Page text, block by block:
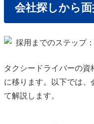
会社探しから
タクシードライバーの
に移ります。以下では、
て解説します。